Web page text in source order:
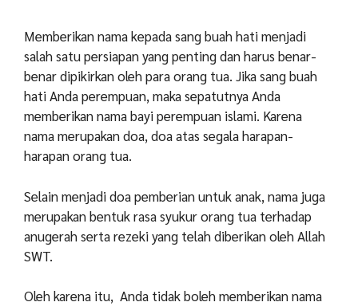
Memberikan nama kepada sang buah hati menjadi
salah satu persiapan yang penting dan harus benar-
benar dipikirkan oleh para orang tua. Jika sang buah
hati Anda perempuan, maka sepatutnya Anda
memberikan nama bayi perempuan islami. Karena
nama merupakan doa, doa atas segala harapan-
harapan orang tua.
Selain menjadi doa pemberian untuk anak, nama juga
merupakan bentuk rasa syukur orang tua terhadap
anugerah serta rezeki yang telah diberikan oleh Allah
SWT.
Oleh karena itu, Anda tidak boleh memberikan nama